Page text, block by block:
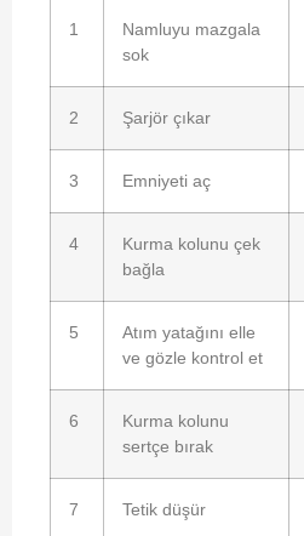
1
Namluyu mazgala
sok
2 Şarjör çıkar
3 Emniyeti aç
4
Kurma kolunu çek
bağla
5
Atım yatağını elle
ve gözle kontrol et
6
Kurma kolunu
sertçe bırak
7 Tetik düşür